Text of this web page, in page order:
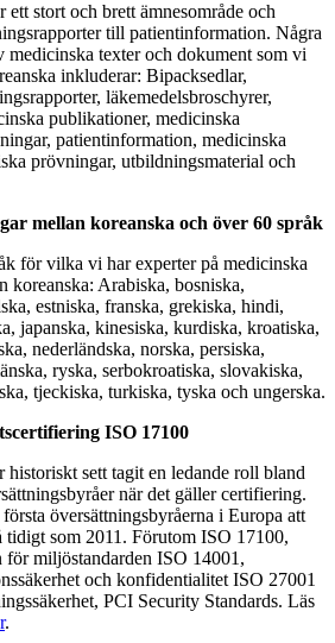
stort och brett ämnesområde och
till patientinformation. Några
medicinska texter och dokument som vi
inkluderar: Bipacksedlar,
läkemedelsbroschyrer,
publikationer, medicinska
patientinformation, medicinska
prövningar, utbildningsmaterial och
mellan koreanska och över 60 språk
för vilka vi har experter på medicinska
koreanska: Arabiska, bosniska,
estniska, franska, grekiska, hindi,
japanska, kinesiska, kurdiska, kroatiska,
nederländska, norska, persiska,
ryska, serbokroatiska, slovakiska,
tjeckiska, turkiska, tyska och ungerska.
ISO 17100
historiskt sett tagit en ledande roll bland
när det gäller certifiering.
översättningsbyråerna i Europa att
som 2011. Förutom ISO 17100,
miljöstandarden ISO 14001,
och konfidentialitet ISO 27001
PCI Security Standards. Läs
.